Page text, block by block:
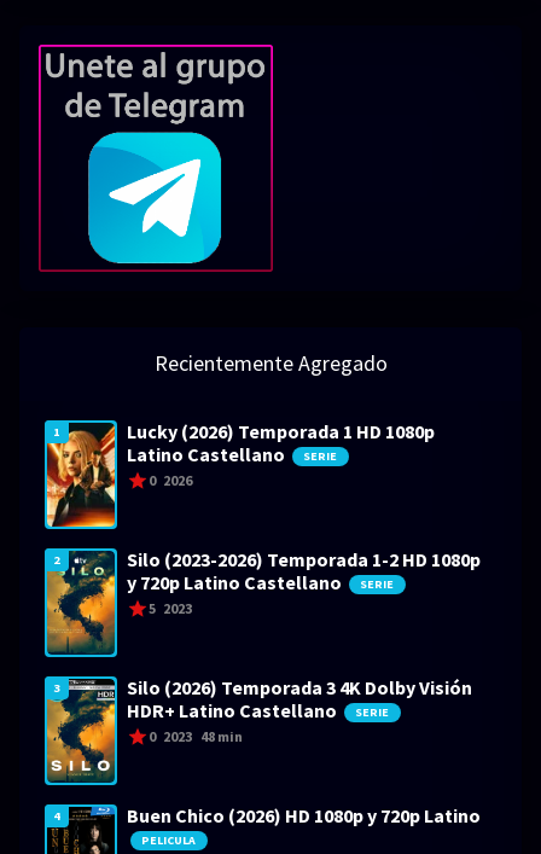
Recientemente Agregado
1
Lucky (2026) Temporada 1 HD 1080p
Latino Castellano
SERIE
0 2026
2
Silo (2023-2026) Temporada 1-2 HD 1080p
y 720p Latino Castellano
SERIE
5 2023
3
Silo (2026) Temporada 3 4K Dolby Visión
HDR+ Latino Castellano
SERIE
0 2023 48 min
4 Buen Chico (2026) HD 1080p y 720p Latino
PELICULA